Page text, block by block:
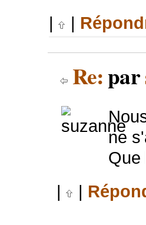
|
|
Re:par
ne
Que
|
|